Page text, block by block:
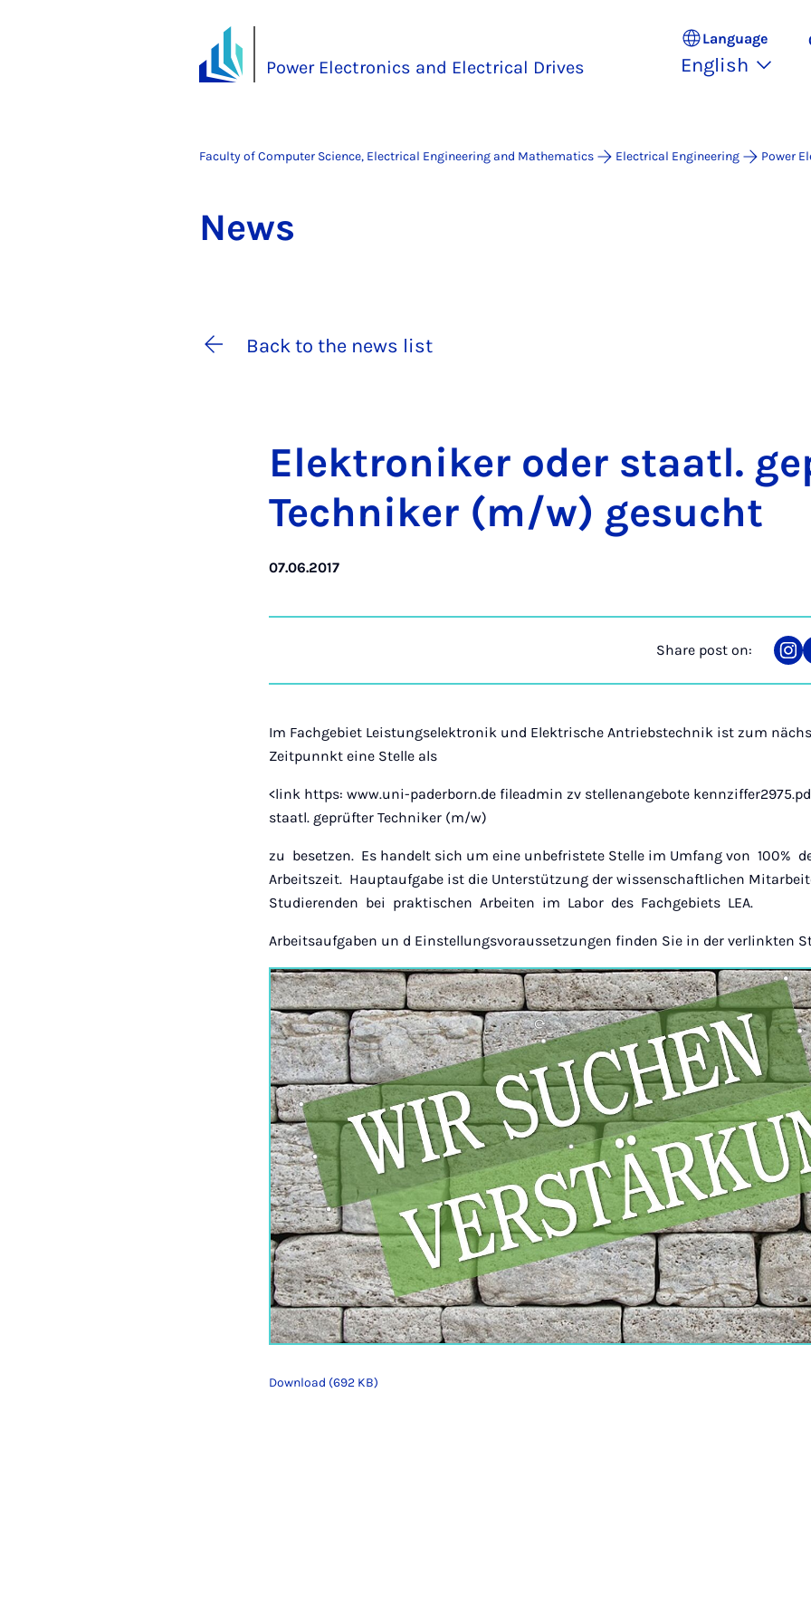
Power Electronics and Electrical Drives
Language
English
Faculty of Computer Science, Electrical Engineering and Mathematics Electrical Engineering Power
News
Back to the news list
Elektronik­er oder staatl.
Tech­nik­er (m/w) ge­sucht
07.06.2017
Share post on:
on
Im Fachgebiet Leistungselektronik und Elektrische Antriebstechnik ist zum
Zeitpunnkt eine Stelle als
<link https: www.uni-paderborn.de fileadmin zv stellenangebote
staatl. geprüfter Techniker (m/w)
zu besetzen. Es handelt sich um eine unbefristete Stelle im Umfang von 100%
Arbeitszeit. Hauptaufgabe ist die Unterstützung der wissenschaftlichen
Studierenden bei praktischen Arbeiten im Labor des Fachgebiets LEA.
Arbeitsaufgaben un d Einstellungsvoraussetzungen finden Sie in der verlinkten
Download (692 KB)